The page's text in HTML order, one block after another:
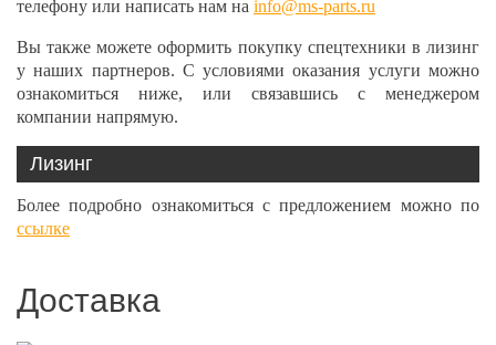
телефону или написать нам на info@ms-parts.ru
Вы также можете оформить покупку спецтехники в лизинг
у наших партнеров. С условиями оказания услуги можно
ознакомиться ниже, или связавшись с менеджером
компании напрямую.
Лизинг
Более подробно ознакомиться с предложением можно по
ссылке
Доставка